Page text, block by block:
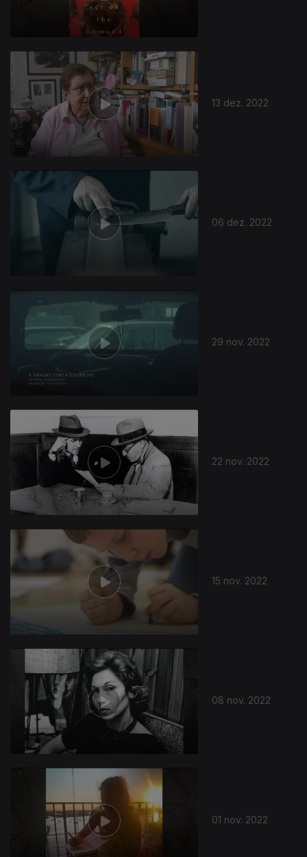
13 dez. 2022
06 dez. 2022
29 nov. 2022
22 nov. 2022
15 nov. 2022
08 nov. 2022
01 nov. 2022